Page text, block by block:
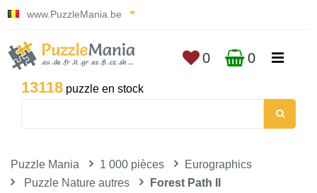
www.PuzzleMania.be
13118 puzzle en stock
0 0
Puzzle Mania 1 000 pièces
Eurographics
Puzzle Nature autres
Forest Path II